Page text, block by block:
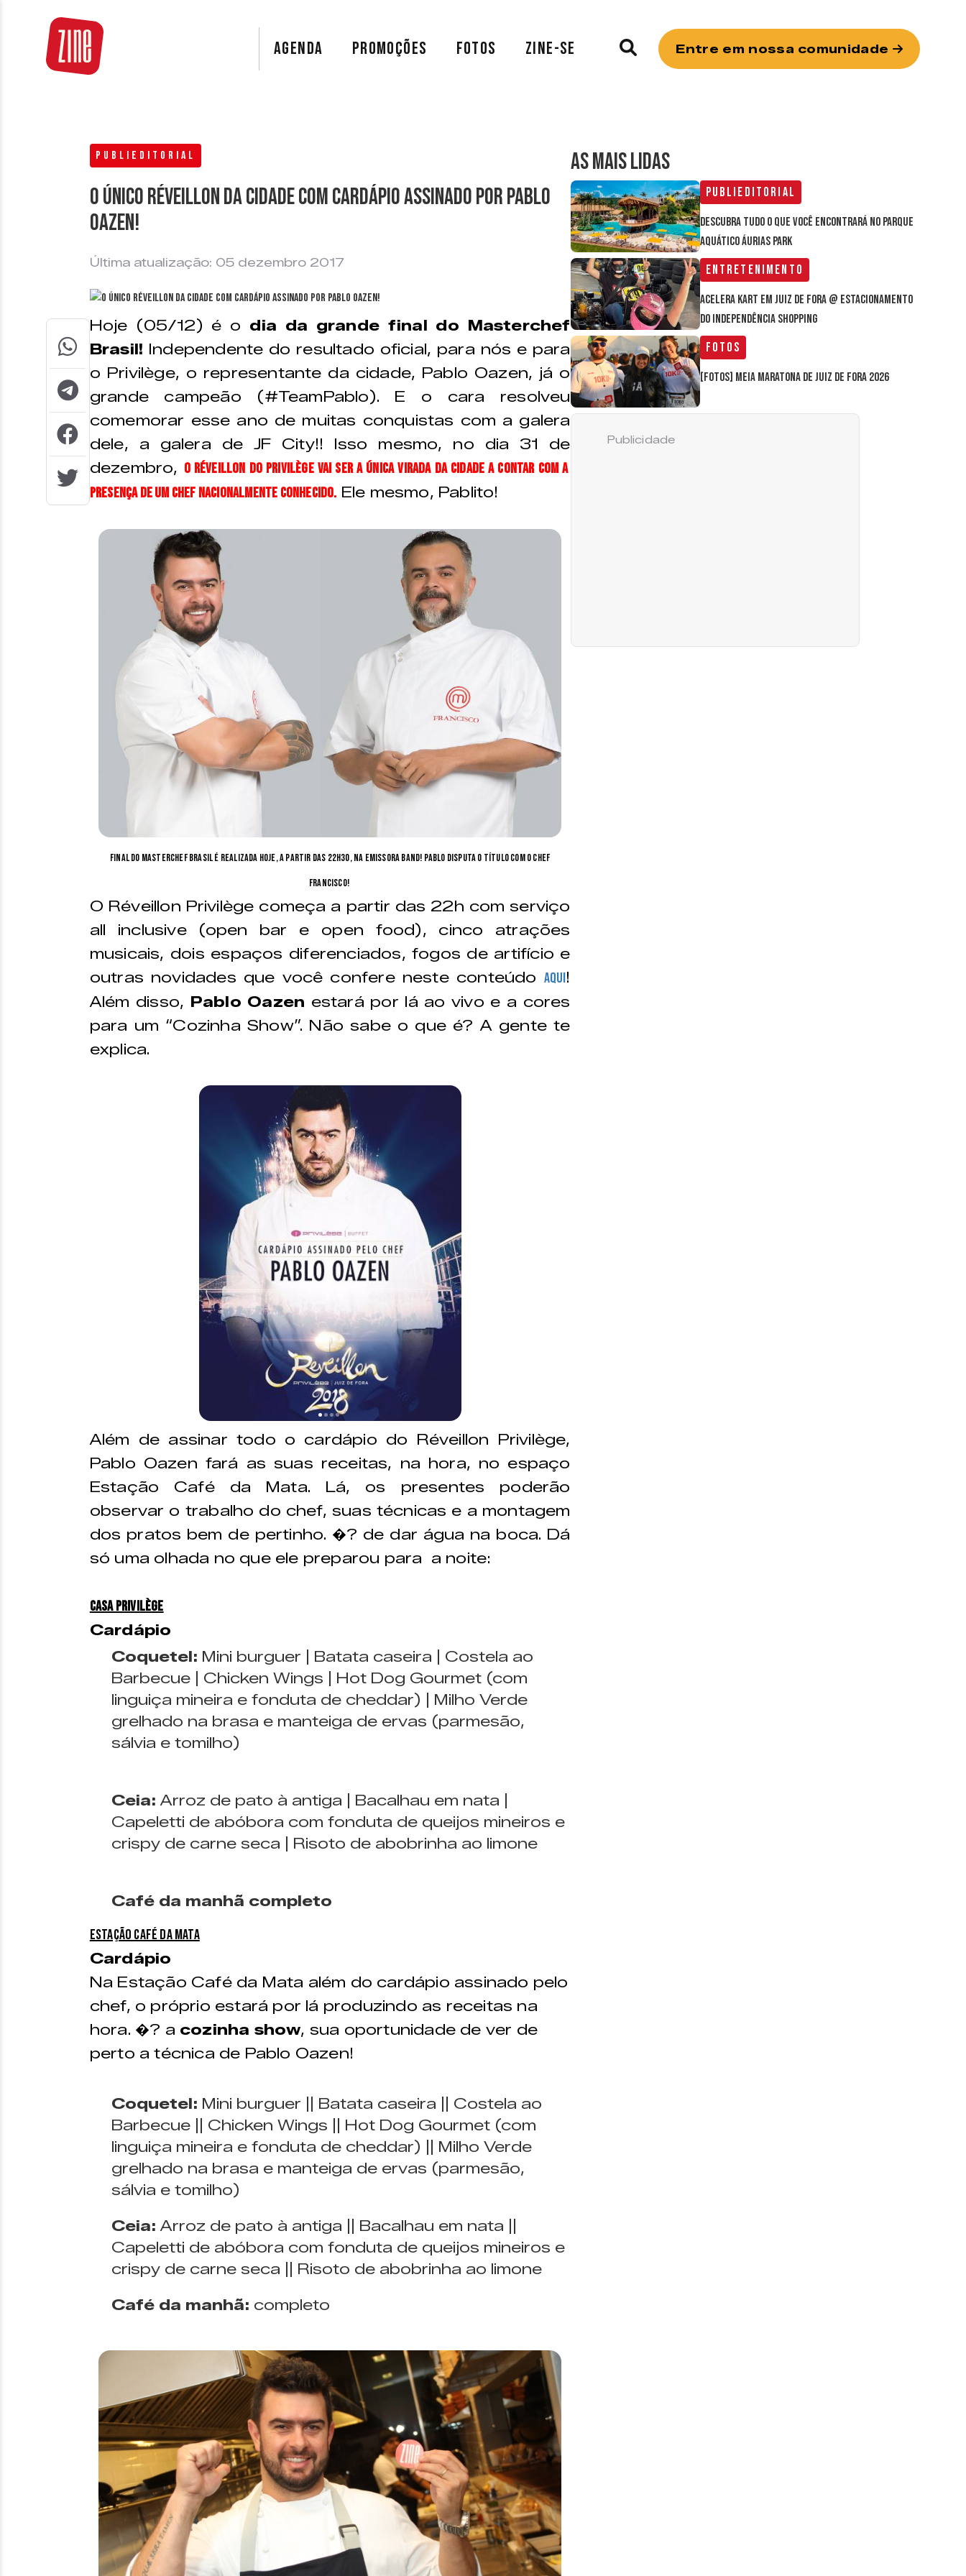
AGENDA PROMOÇÕES FOTOS ZINE-SE Entre em nossa comunidade
PUBLIEDITORIAL
O único Réveillon da cidade com cardápio assinado por Pablo
Oazen!
Última atualização: 05 dezembro 2017
Hoje (05/12) é o dia da grande final do Masterchef
Brasil! Independente do resultado oficial, para nós e para
o Privilège, o representante da cidade, Pablo Oazen, já o
grande campeão (#TeamPablo). E o cara resolveu
comemorar esse ano de muitas conquistas com a galera
dele, a galera de JF City!! Isso mesmo, no dia 31 de
dezembro, o Réveillon do Privilège vai ser a única virada da cidade a contar com a
presença de um chef nacionalmente conhecido. Ele mesmo, Pablito!
Final do Masterchef Brasil é realizada hoje, a partir das 22h30, na emissora Band! Pablo disputa o título com o chef
Francisco!
O Réveillon Privilège começa a partir das 22h com serviço
all inclusive (open bar e open food), cinco atrações
musicais, dois espaços diferenciados, fogos de artifício e
outras novidades que você confere neste conteúdo AQUI!
Além disso, Pablo Oazen estará por lá ao vivo e a cores
para um “Cozinha Show”. Não sabe o que é? A gente te
explica.
Além de assinar todo o cardápio do Réveillon Privilège,
Pablo Oazen fará as suas receitas, na hora, no espaço
Estação Café da Mata. Lá, os presentes poderão
observar o trabalho do chef, suas técnicas e a montagem
dos pratos bem de pertinho. �? de dar água na boca. Dá
só uma olhada no que ele preparou para a noite:
Casa Privilège
Cardápio
Coquetel: Mini burguer | Batata caseira | Costela ao
Barbecue | Chicken Wings | Hot Dog Gourmet (com
linguiça mineira e fonduta de cheddar) | Milho Verde
grelhado na brasa e manteiga de ervas (parmesão,
sálvia e tomilho)
Ceia: Arroz de pato à antiga | Bacalhau em nata |
Capeletti de abóbora com fonduta de queijos mineiros e
crispy de carne seca | Risoto de abobrinha ao limone
Café da manhã completo
Estação Café da Mata
Cardápio
Na Estação Café da Mata além do cardápio assinado pelo
chef, o próprio estará por lá produzindo as receitas na
hora. �? a cozinha show, sua oportunidade de ver de
perto a técnica de Pablo Oazen!
Coquetel: Mini burguer || Batata caseira || Costela ao
Barbecue || Chicken Wings || Hot Dog Gourmet (com
linguiça mineira e fonduta de cheddar) || Milho Verde
grelhado na brasa e manteiga de ervas (parmesão,
sálvia e tomilho)
Ceia: Arroz de pato à antiga || Bacalhau em nata ||
Capeletti de abóbora com fonduta de queijos mineiros e
crispy de carne seca || Risoto de abobrinha ao limone
Café da manhã: completo
AS MAIS LIDAS
Publieditorial
Descubra tudo o que você encontrará no parque
aquático Áurias Park
Entretenimento
Acelera Kart em Juiz de Fora @ estacionamento
do Independência Shopping
Fotos
[FOTOS] Meia Maratona de Juiz de Fora 2026
Publicidade